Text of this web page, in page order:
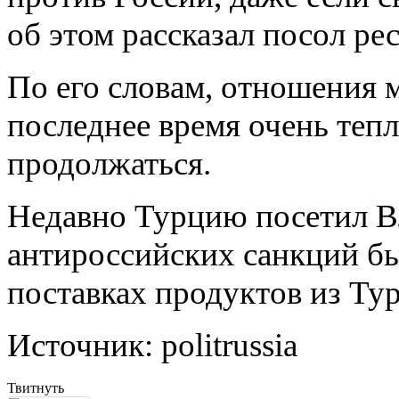
Гитлер и
Муссолини
Швейцарии
будут тестировать
связь с МКС
новейшие с...
испытание
новейшей версии
Шойгу: учения
"Восток-2014"
показали наши
Подробности
во время показа в
об этом рассказал посол
По его словам, отношения
последнее время очень
продолжаться.
Недавно Турцию посетил
антироссийских санкций
поставках продуктов из
Источник: politrussia
Твитнуть